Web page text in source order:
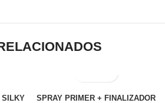
SILKY
SPRAY PRIMER + FINALIZADOR